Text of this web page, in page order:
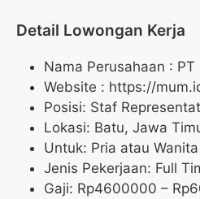
Detail Lowongan Kerja
Nama Perusahaan : PT
Website : https://
Posisi: Staf
Lokasi: Batu, Jawa
Untuk: Pria atau Wanita
Jenis Pekerjaan: Full
Gaji: Rp4600000 – Rp